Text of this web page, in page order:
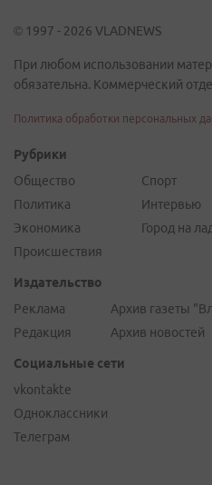
© 1997 - 2026 VLADNEWS
При любом использовании
обязательна. Коммерческий
Политика обработки персональных
Рубрики
Общество
Политика
Экономика
Происшествия
Спорт
Интервью
Город на
Издательство
Реклама
Редакция
Архив газеты
Архив новостей
Социальные сети
vkontakte
Одноклассники
Телеграм